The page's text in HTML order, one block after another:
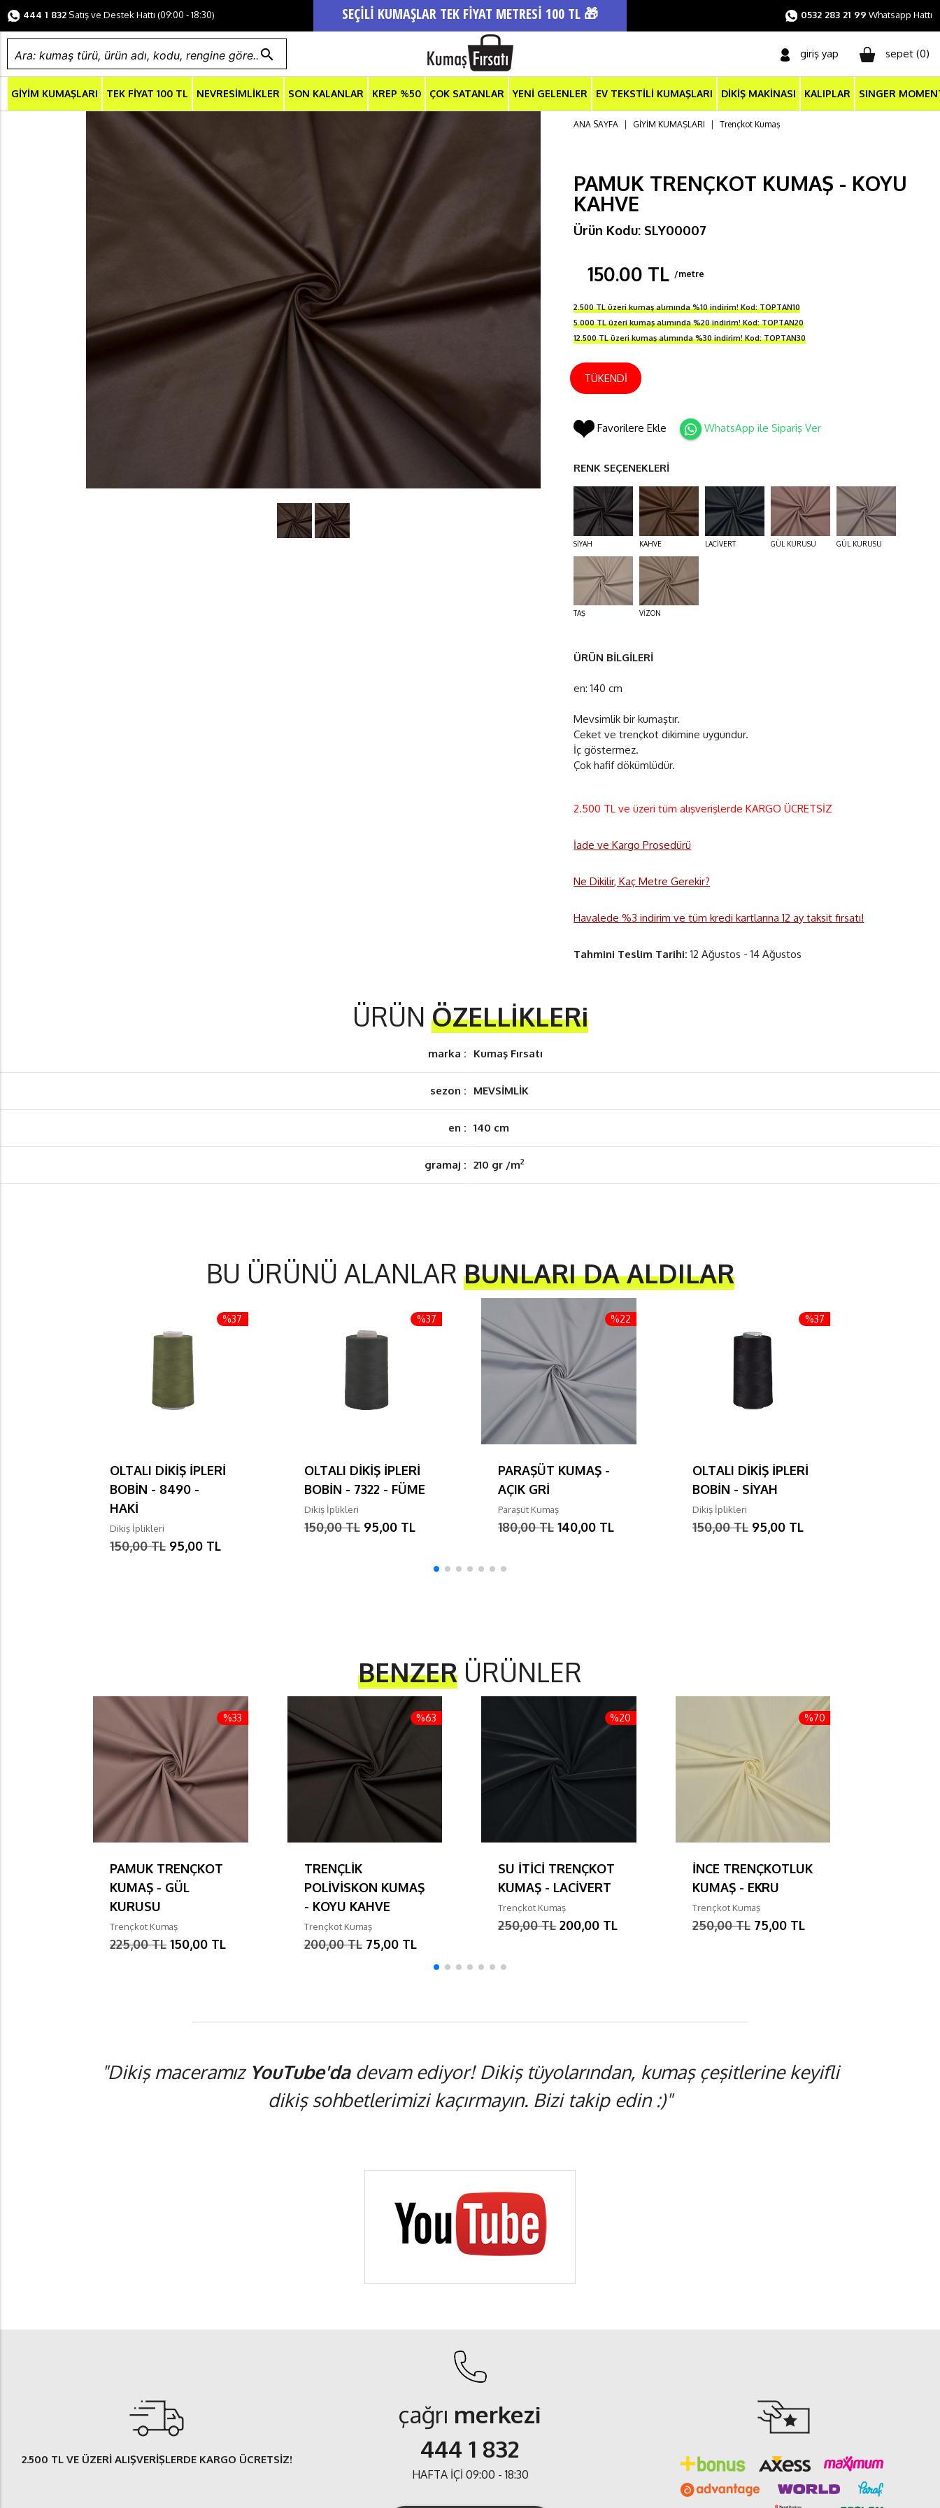
444 1 832Satış ve Destek Hattı (09:00 - 18:30) SEÇİLİ KUMAŞLAR TEK FİYAT METRESİ 100 TL 🎁 0532 283 21 99 Whatsapp Hattı
search giriş yap sepet (0)
GİYİM KUMAŞLARI TEK FİYAT 100 TL NEVRESİMLİKLER SON KALANLAR KREP %50 ÇOK SATANLAR YENİ GELENLER EV TEKSTİLİ KUMAŞLARI DİKİŞ MAKİNASI KALIPLAR SINGER
ANA SAYFA GİYİM KUMAŞLARI Trençkot Kumaş
PAMUK TRENÇKOT KUMAŞ - KOYU
KAHVE
Ürün Kodu: SLY00007
150.00 TL /metre
2.500 TL üzeri kumaş alımında %10 indirim! Kod: TOPTAN10
5.000 TL üzeri kumaş alımında %20 indirim! Kod: TOPTAN20
12.500 TL üzeri kumaş alımında %30 indirim! Kod: TOPTAN30
TÜKENDİ
Favorilere Ekle WhatsApp ile Sipariş Ver
RENK SEÇENEKLERİ
SİYAH KAHVE LACİVERT GÜL KURUSU GÜL KURUSU
TAŞ VİZON
ÜRÜN BİLGİLERİ
en: 140 cm
Mevsimlik bir kumaştır.
Ceket ve trençkot dikimine uygundur.
İç göstermez.
Çok hafif dökümlüdür.
2.500 TL ve üzeri tüm alışverişlerde KARGO ÜCRETSİZ
İade ve Kargo Prosedürü
Ne Dikilir, Kaç Metre Gerekir?
Havalede %3 indirim ve tüm kredi kartlarına 12 ay taksit fırsatı!
Tahmini Teslim Tarihi:12 Ağustos - 14 Ağustos
ÜRÜN ÖZELLİKLERi
marka : Kumaş Fırsatı
sezon : MEVSİMLİK
en : 140 cm
gramaj : 210 gr /m2
BU ÜRÜNÜ ALANLAR BUNLARI DA ALDILAR
%37
OLTALI DİKİŞ İPLERİ
BOBİN - 8490 -
HAKİ
Dikiş İplikleri
150,00 TL 95,00 TL
%37
OLTALI DİKİŞ İPLERİ
BOBİN - 7322 - FÜME
Dikiş İplikleri
150,00 TL 95,00 TL
%22
PARAŞÜT KUMAŞ -
AÇIK GRİ
Paraşüt Kumaş
180,00 TL 140,00 TL
%37
OLTALI DİKİŞ İPLERİ
BOBİN - SİYAH
Dikiş İplikleri
150,00 TL 95,00 TL
BENZER ÜRÜNLER
%33
PAMUK TRENÇKOT
KUMAŞ - GÜL
KURUSU
Trençkot Kumaş
225,00 TL 150,00 TL
%63
TRENÇLİK
POLİVİSKON KUMAŞ
- KOYU KAHVE
Trençkot Kumaş
200,00 TL 75,00 TL
%20
SU İTİCİ TRENÇKOT
KUMAŞ - LACİVERT
Trençkot Kumaş
250,00 TL 200,00 TL
%70
İNCE TRENÇKOTLUK
KUMAŞ - EKRU
Trençkot Kumaş
250,00 TL 75,00 TL
"Dikiş maceramız YouTube'dadevam ediyor! Dikiş tüyolarından, kumaş çeşitlerine keyifli
dikiş sohbetlerimizi kaçırmayın. Bizi takip edin :)"
2.500 TLVE ÜZERİ ALIŞVERİŞLERDE KARGO ÜCRETSİZ!
çağrı merkezi
444 1 832
HAFTA İÇİ 09:00 - 18:30